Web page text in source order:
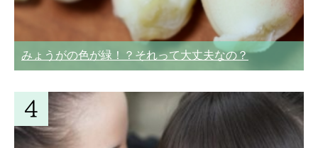
みょうがの色が緑！？それって大丈夫なの？